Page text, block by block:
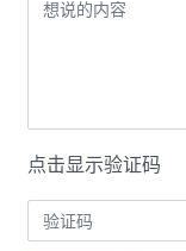
点击显示验证码